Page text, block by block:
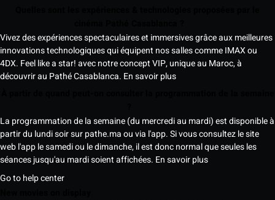
Vivez des expériences spectaculaires et immersives grâce aux meilleures
innovations technologiques qui équipent nos salles comme IMAX ou
4DX. Feel like a star! avec notre concept VIP, unique au Maroc, à
découvrir au Pathé Casablanca. En savoir plus
La programmation de la semaine (du mercredi au mardi) est disponible à
partir du lundi soir sur pathe.ma ou via l'app. Si vous consultez le site
web l'app le samedi ou le dimanche, il est donc normal que seules les
séances jusqu'au mardi soient affichées. En savoir plus
Go to help center